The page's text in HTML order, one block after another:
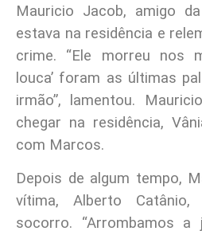
Mauricio Jacob, amigo
estava na residência e
crime. “Ele morreu nos
louca’ foram as últimas
irmão”, lamentou.
chegar na residência,
com Marcos.
Depois de algum tempo,
vítima, Alberto
socorro. “Arrombamos